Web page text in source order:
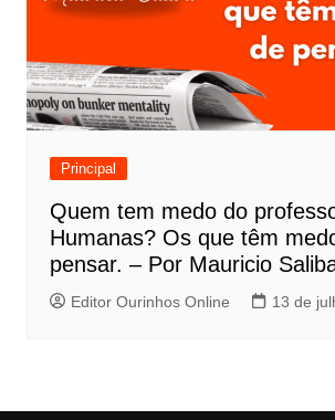
Principal
Quem tem medo do
Humanas? Os que têm
pensar. – Por Mauricio
Editor Ourinhos Online 13 de